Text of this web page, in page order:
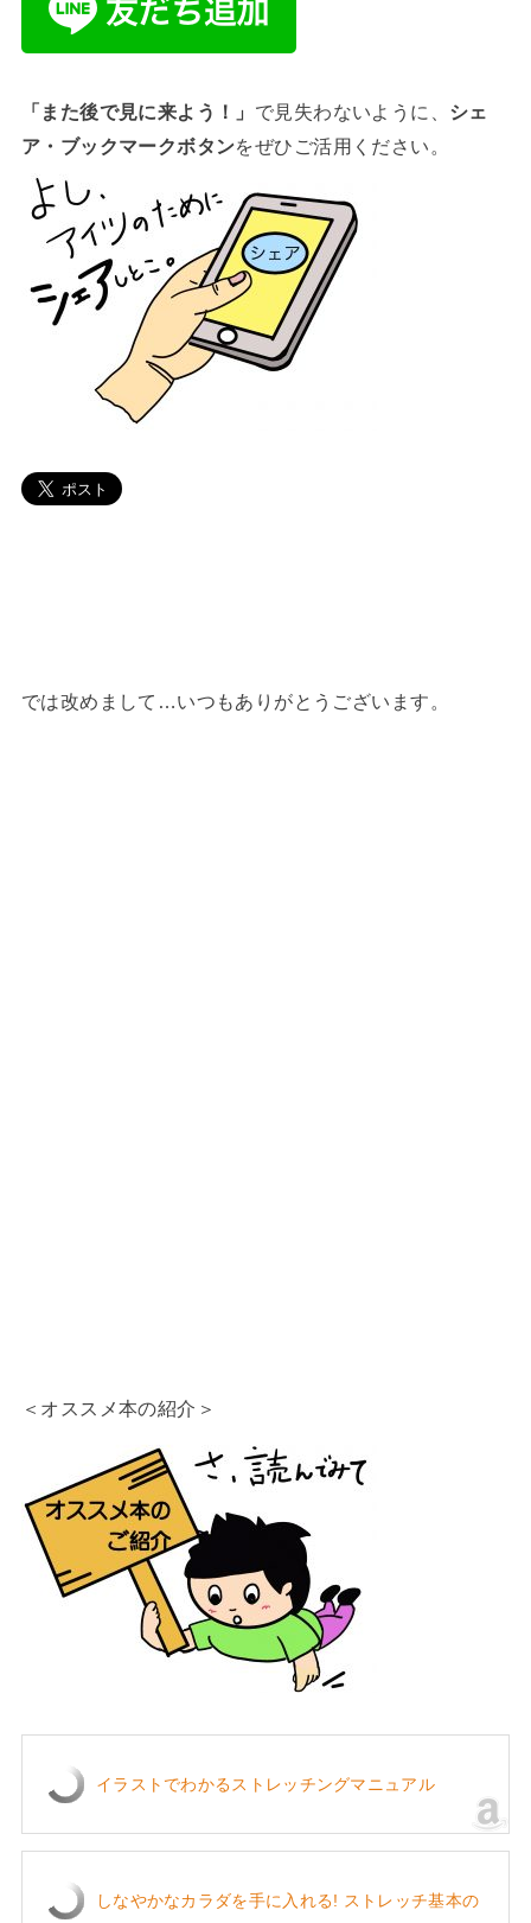
「また後で見に来よう！」 で見失わないように、 シェ
ア・ブックマークボタンをぜひご活用ください。
では改めまして…いつもありがとうございます。
＜オススメ本の紹介＞
イラストでわかるストレッチングマニュアル
しなやかなカラダを手に入れる! ストレッチ基本の